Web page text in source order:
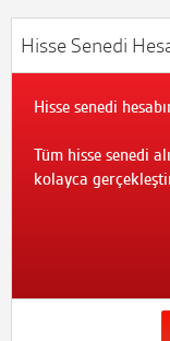
Hisse Senedi
Hisse senedi
Tüm hisse senedi
kolayca